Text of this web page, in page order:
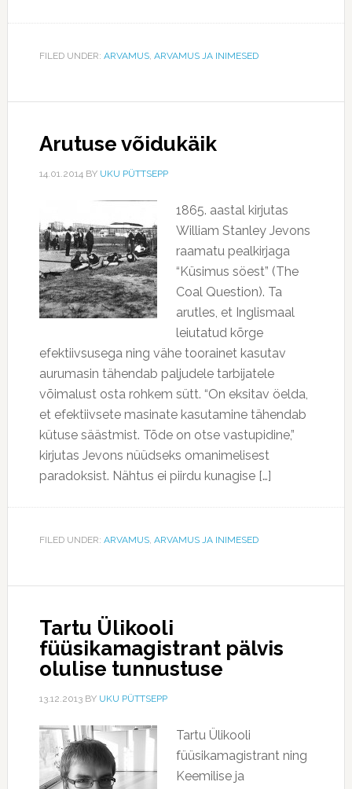
FILED UNDER: ARVAMUS, ARVAMUS JA INIMESED
Arutuse võidukäik
14.01.2014BY UKU PÜTTSEPP
1865. aastal kirjutas
William Stanley Jevons
raamatu pealkirjaga
“Küsimus söest” (The
Coal Question). Ta
arutles, et Inglismaal
leiutatud kõrge
efektiivsusega ning vähe toorainet kasutav
aurumasin tähendab paljudele tarbijatele
võimalust osta rohkem sütt. “On eksitav öelda,
et efektiivsete masinate kasutamine tähendab
kütuse säästmist. Tõde on otse vastupidine,”
kirjutas Jevons nüüdseks omanimelisest
paradoksist. Nähtus ei piirdu kunagise […]
FILED UNDER: ARVAMUS, ARVAMUS JA INIMESED
Tartu Ülikooli
füüsikamagistrant pälvis
olulise tunnustuse
13.12.2013BY UKU PÜTTSEPP
Tartu Ülikooli
füüsikamagistrant ning
Keemilise ja